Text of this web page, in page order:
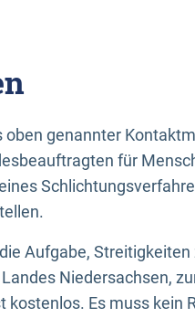
genannter
für
Aufgabe,
Niedersachsen,
kostenlos. Es muss kein